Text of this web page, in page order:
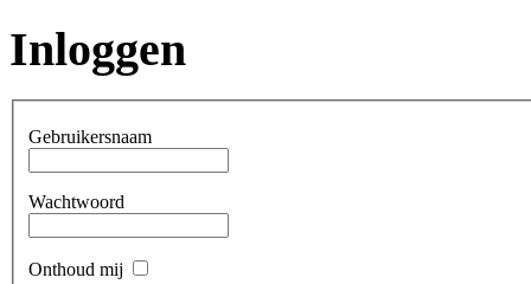
Inloggen
Gebruikersnaam
Wachtwoord
Onthoud mij